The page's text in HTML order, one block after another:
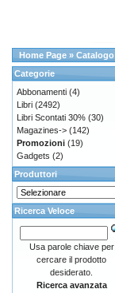
Home Page » Catalogo
Categorie
Abbonamenti (4)
Libri (2492)
Libri Scontati 30% (30)
Magazines-> (142)
Promozioni (19)
Gadgets (2)
Produttori
Ricerca Veloce
Usa parole chiave per
cercare il prodotto
desiderato.
Ricerca avanzata